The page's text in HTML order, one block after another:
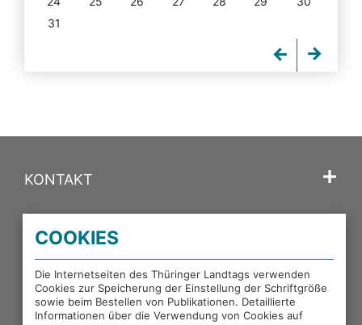
31
KONTAKT
PORTALE DES THÜRINGER LANDTAGS
EXTERNE LINKS
COOKIES
Die Internetseiten des Thüringer Landtags verwenden
Cookies zur Speicherung der Einstellung der Schriftgröße
sowie beim Bestellen von Publikationen. Detaillierte
Informationen über die Verwendung von Cookies auf